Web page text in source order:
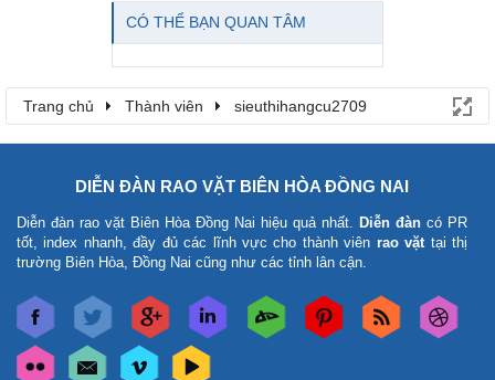
CÓ THỂ BẠN QUAN TÂM
Trang chủ Thành viên sieuthihangcu2709
DIỄN ĐÀN RAO VẶT BIÊN HÒA ĐỒNG NAI
Diễn đàn rao vặt Biên Hòa Đồng Nai hiệu quả nhất. Diễn đàn có PR
tốt, index nhanh, đầy đủ các lĩnh vực cho thành viên rao vặttại thị
trường Biên Hòa, Đồng Nai cũng như các tỉnh lân cận.